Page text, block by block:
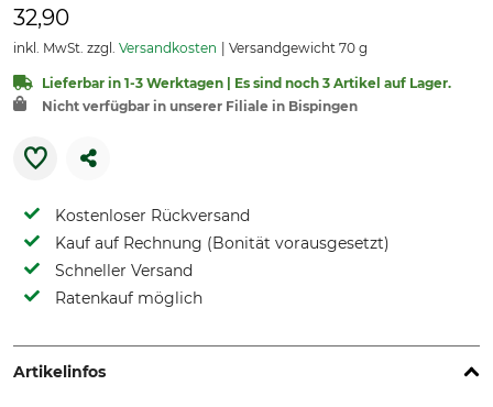
32,90
inkl. MwSt. zzgl. Versandkosten Versandgewicht 70 g
Lieferbar in 1-3 Werktagen | Es sind noch 3 Artikel auf Lager.
Nicht verfügbar in unserer Filiale in Bispingen
Kostenloser Rückversand
Kauf auf Rechnung (Bonität vorausgesetzt)
Schneller Versand
Ratenkauf möglich
Artikelinfos